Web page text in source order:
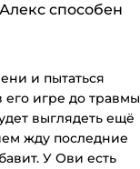
способен
и пытаться
его игре до травмы
выглядеть ещё
жду последние
У Ови есть